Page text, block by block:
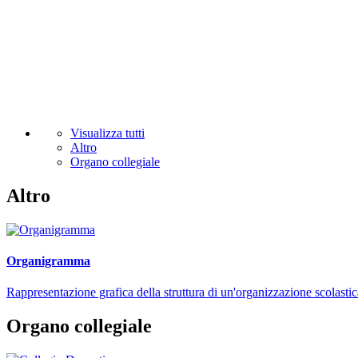
Visualizza tutti
Altro
Organo collegiale
Altro
Organigramma
Rappresentazione grafica della struttura di un'organizzazione
Organo collegiale